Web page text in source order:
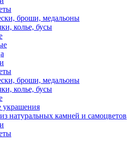
броши, медальоны
колье, бусы
броши, медальоны
колье, бусы
украшения
натуральных камней и самоцветов